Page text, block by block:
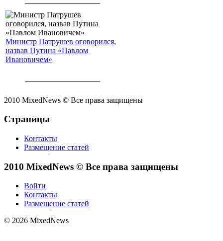
Министр Патрушев оговорился,
назвав Путина «Павлом
Ивановичем»
2010 MixedNews © Все права защищены
Страницы
Контакты
Размещение статей
2010 MixedNews © Все права защищены
Войти
Контакты
Размещение статей
© 2026 MixedNews